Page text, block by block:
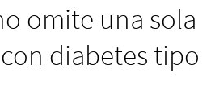
omite una sola
diabetes tipo